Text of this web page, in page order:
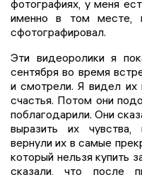
фотографиях, у меня
именно в том месте,
сфотографировал.
Эти видеоролики я
сентября во время
и смотрели. Я видел
счастья. Потом они
поблагодарили. Они
выразить их
вернули их в самые
который нельзя купить
сказали, что после